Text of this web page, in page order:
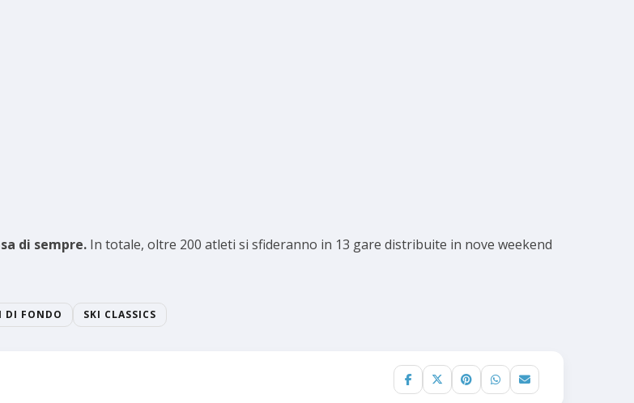
di sempre. In totale, oltre 200 atleti si sfideranno in 13 gare distribuite in nove weekend
DI FONDO SKI CLASSICS